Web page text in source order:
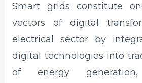
Smart grids constitute
vectors of digital
electrical sector by
digital technologies into
of energy generation,